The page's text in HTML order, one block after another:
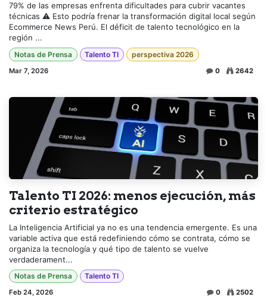
79% de las empresas enfrenta dificultades para cubrir vacantes
técnicas ⚠️ Esto podría frenar la transformación digital local según
Ecommerce News Perú. El déficit de talento tecnológico en la
región ...
Notas de Prensa Talento TI perspectiva 2026
Mar 7, 2026 0 2642
Talento TI 2026: menos ejecución, más
criterio estratégico
La Inteligencia Artificial ya no es una tendencia emergente. Es una
variable activa que está redefiniendo cómo se contrata, cómo se
organiza la tecnología y qué tipo de talento se vuelve
verdaderament...
Notas de Prensa Talento TI
Feb 24, 2026 0 2502